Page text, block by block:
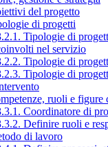
del progetto
di progetti
Tipologie di
nel servizio
Tipologie di
Tipologie di
ruoli e figure
Coordinatore di
Definire ruoli e
di lavoro